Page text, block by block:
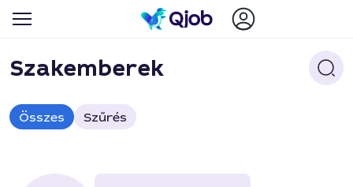
Szakemberek
Összes Szűrés